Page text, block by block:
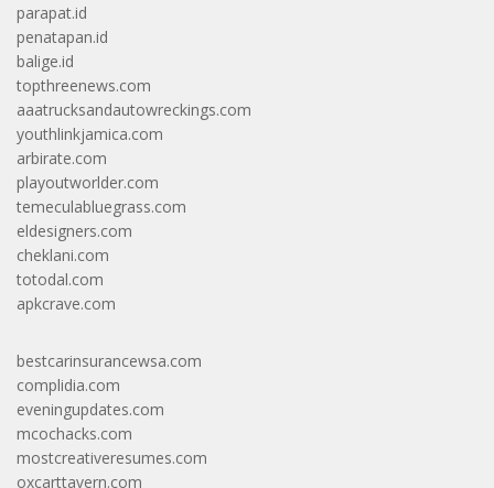
parapat.id
penatapan.id
balige.id
topthreenews.com
aaatrucksandautowreckings.com
youthlinkjamica.com
arbirate.com
playoutworlder.com
temeculabluegrass.com
eldesigners.com
cheklani.com
totodal.com
apkcrave.com
bestcarinsurancewsa.com
complidia.com
eveningupdates.com
mcochacks.com
mostcreativeresumes.com
oxcarttavern.com